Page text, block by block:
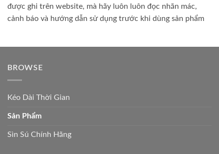
được ghi trên website, mà hãy luôn luôn đọc nhãn mác,
cảnh báo và hướng dẫn sử dụng trước khi dùng sản phẩm
BROWSE
Kéo Dài Thời Gian
Sản Phẩm
Sìn Sú Chính Hãng